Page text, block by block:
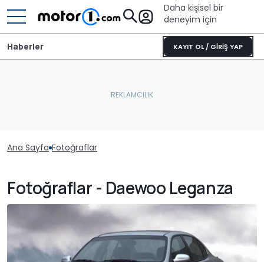
Daha kişisel bir
deneyim için
KAYIT OL / GİRİŞ YAP
Haberler
Ana Sayfa Fotoğraflar
Fotoğraflar - Daewoo Leganza